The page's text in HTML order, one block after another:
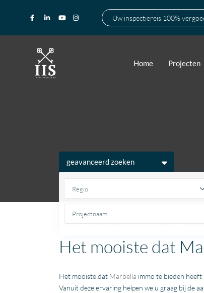
Uw inspectiereis 100%
Home Projecten
geavanceerd zoeken
Regio
Home Nieuwbouw kopen in Costa del Sol Het
Het mooiste dat
Het mooiste dat Marbella immo te bieden heeft
Vanuit deze ervaring helpen we u graag bij de